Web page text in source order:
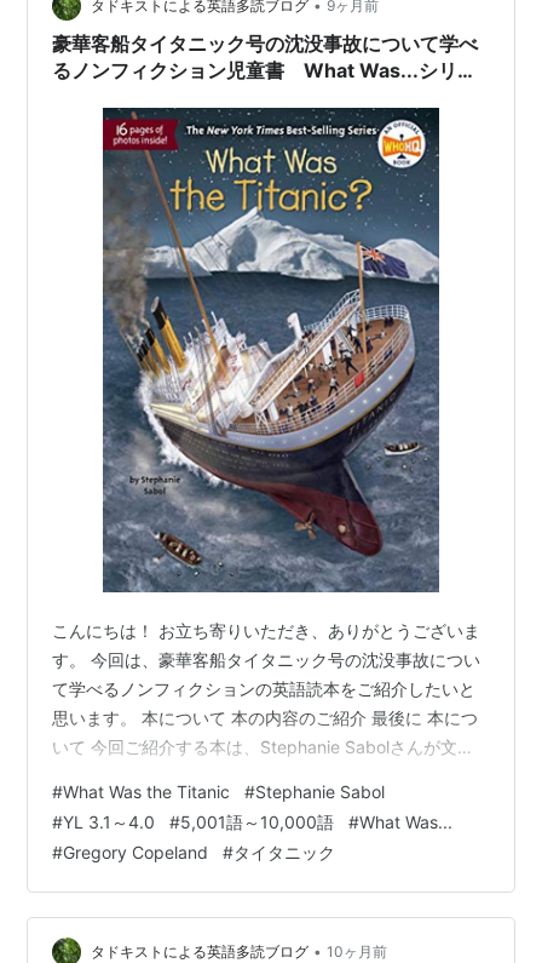
タドキストによる英語多読ブログ • 9ヶ月前
豪華客船タイタニック号の沈没事故について学べ
るノンフィクション児童書 What Was...シリー
こんにちは！ お立ち寄りいただき、ありがとうございま
す。 今回は、豪華客船タイタニック号の沈没事故につい
て学べるノンフィクションの英語読本をご紹介したいと
思います。 本について 本の内容のご紹介 最後に 本につ
いて 今回ご紹介する本は、Stephanie Sabolさんが文
本、『What Was the Titanic?』です。 元々は、アメリカ
の子ども向けに書かれた本ですが、日本でも多読用とし
て人気のあるシリーズです。 YL 2.8～3.8程度 語数は
8,073語 シリーズ：What Was...の本です。 What Was …
#What Was the Titanic #Stephanie Sabol
#YL 3.1～4.0 #5,001語～10,000語 #What Was...
#Gregory Copeland #タイタニック
タドキストによる英語多読ブログ • 10ヶ月前